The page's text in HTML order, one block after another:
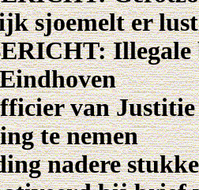
sjoemelt er
Illegale
van Justitie
te nemen
nadere